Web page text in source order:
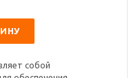
собой